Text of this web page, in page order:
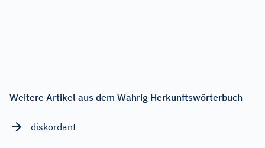
Weitere Artikel aus dem Wahrig Herkunftswörterbuch
diskordant